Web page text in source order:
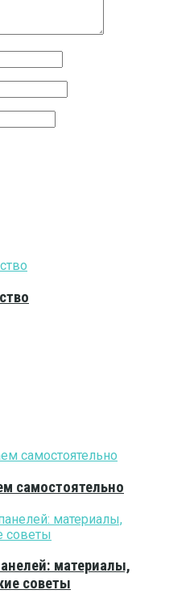
самостоятельно
материалы,
советы